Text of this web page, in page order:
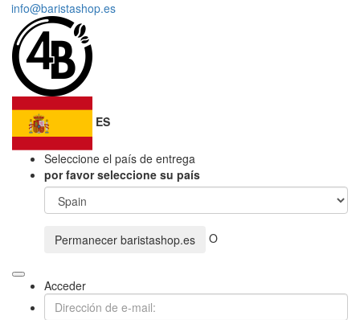
info@baristashop.es
ES
Seleccione el país de entrega
por favor seleccione su país
Permanecer baristashop.es O
Acceder